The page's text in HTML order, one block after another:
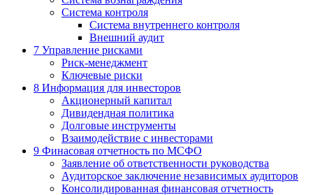
Система контроля
Система внутреннего контроля
Внешний аудит
7 Управление рисками
Риск-менеджмент
Ключевые риски
8 Информация для инвесторов
Акционерный капитал
Дивидендная политика
Долговые инструменты
Взаимодействие с инвеcторами
9 Финасовая отчетность по МСФО
Заявление об ответственности руководства
Аудиторское заключение независимых аудиторов
Консолидированная финансовая отчетность